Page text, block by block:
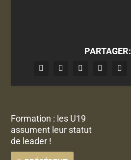
PARTAGER:
Formation : les U19
assument leur statut
de leader !